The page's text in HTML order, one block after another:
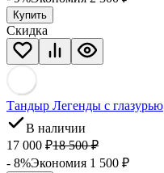
Купить
Скидка
Тандыр Легенды с глазурью
В наличии
17 000 ₽18 500 ₽
- 8%Экономия 1 500 ₽